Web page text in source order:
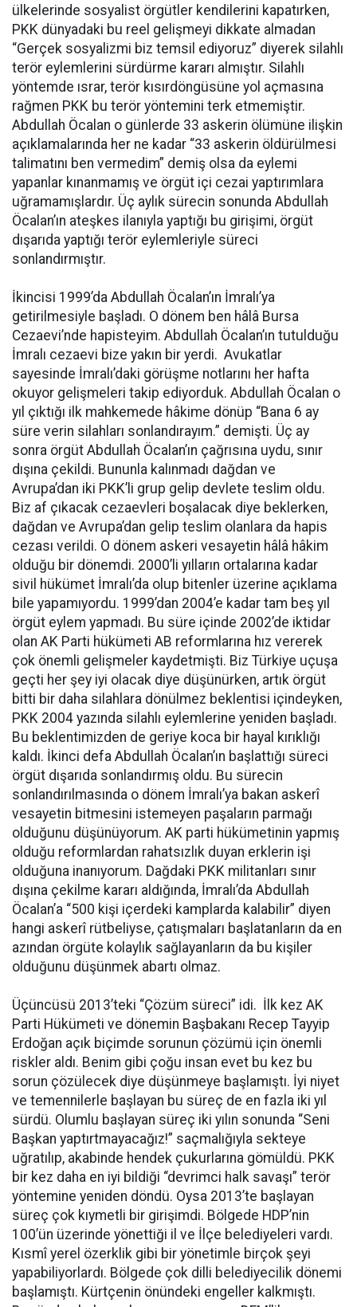
ülkelerinde sosyalist örgütler kendilerini kapatırken,
PKK dünyadaki bu reel gelişmeyi dikkate almadan
“Gerçek sosyalizmi biz temsil ediyoruz” diyerek silahlı
terör eylemlerini sürdürme kararı almıştır. Silahlı
yöntemde ısrar, terör kısırdöngüsüne yol açmasına
rağmen PKK bu terör yöntemini terk etmemiştir.
Abdullah Öcalan o günlerde 33 askerin ölümüne ilişkin
açıklamalarında her ne kadar “33 askerin öldürülmesi
talimatını ben vermedim” demiş olsa da eylemi
yapanlar kınanmamış ve örgüt içi cezai yaptırımlara
uğramamışlardır. Üç aylık sürecin sonunda Abdullah
Öcalan’ın ateşkes ilanıyla yaptığı bu girişimi, örgüt
dışarıda yaptığı terör eylemleriyle süreci
sonlandırmıştır.
İkincisi 1999’da Abdullah Öcalan’ın İmralı’ya
getirilmesiyle başladı. O dönem ben hâlâ Bursa
Cezaevi’nde hapisteyim. Abdullah Öcalan’ın tutulduğu
İmralı cezaevi bize yakın bir yerdi. Avukatlar
sayesinde İmralı’daki görüşme notlarını her hafta
okuyor gelişmeleri takip ediyorduk. Abdullah Öcalan o
yıl çıktığı ilk mahkemede hâkime dönüp “Bana 6 ay
süre verin silahları sonlandırayım.” demişti. Üç ay
sonra örgüt Abdullah Öcalan’ın çağrısına uydu, sınır
dışına çekildi. Bununla kalınmadı dağdan ve
Avrupa’dan iki PKK’li grup gelip devlete teslim oldu.
Biz af çıkacak cezaevleri boşalacak diye beklerken,
dağdan ve Avrupa’dan gelip teslim olanlara da hapis
cezası verildi. O dönem askeri vesayetin hâlâ hâkim
olduğu bir dönemdi. 2000’li yılların ortalarına kadar
sivil hükümet İmralı’da olup bitenler üzerine açıklama
bile yapamıyordu. 1999’dan 2004’e kadar tam beş yıl
örgüt eylem yapmadı. Bu süre içinde 2002’de iktidar
olan AK Parti hükümeti AB reformlarına hız vererek
çok önemli gelişmeler kaydetmişti. Biz Türkiye uçuşa
geçti her şey iyi olacak diye düşünürken, artık örgüt
bitti bir daha silahlara dönülmez beklentisi içindeyken,
PKK 2004 yazında silahlı eylemlerine yeniden başladı.
Bu beklentimizden de geriye koca bir hayal kırıklığı
kaldı. İkinci defa Abdullah Öcalan’ın başlattığı süreci
örgüt dışarıda sonlandırmış oldu. Bu sürecin
sonlandırılmasında o dönem İmralı’ya bakan askerî
vesayetin bitmesini istemeyen paşaların parmağı
olduğunu düşünüyorum. AK parti hükümetinin yapmış
olduğu reformlardan rahatsızlık duyan erklerin işi
olduğuna inanıyorum. Dağdaki PKK militanları sınır
dışına çekilme kararı aldığında, İmralı’da Abdullah
Öcalan’a “500 kişi içerdeki kamplarda kalabilir” diyen
hangi askerî rütbeliyse, çatışmaları başlatanların da en
azından örgüte kolaylık sağlayanların da bu kişiler
olduğunu düşünmek abartı olmaz.
Üçüncüsü 2013’teki “Çözüm süreci” idi. İlk kez AK
Parti Hükümeti ve dönemin Başbakanı Recep Tayyip
Erdoğan açık biçimde sorunun çözümü için önemli
riskler aldı. Benim gibi çoğu insan evet bu kez bu
sorun çözülecek diye düşünmeye başlamıştı. İyi niyet
ve temennilerle başlayan bu süreç de en fazla iki yıl
sürdü. Olumlu başlayan süreç iki yılın sonunda “Seni
Başkan yaptırtmayacağız!” saçmalığıyla sekteye
uğratılıp, akabinde hendek çukurlarına gömüldü. PKK
bir kez daha en iyi bildiği “devrimci halk savaşı” terör
yöntemine yeniden döndü. Oysa 2013’te başlayan
süreç çok kıymetli bir girişimdi. Bölgede HDP’nin
100’ün üzerinde yönettiği il ve İlçe belediyeleri vardı.
Kısmî yerel özerklik gibi bir yönetimle birçok şeyi
yapabiliyorlardı. Bölgede çok dilli belediyecilik dönemi
başlamıştı. Kürtçenin önündeki engeller kalkmıştı.